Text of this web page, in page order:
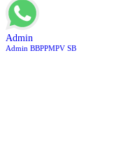
Admin
Admin BBPPMPV SB